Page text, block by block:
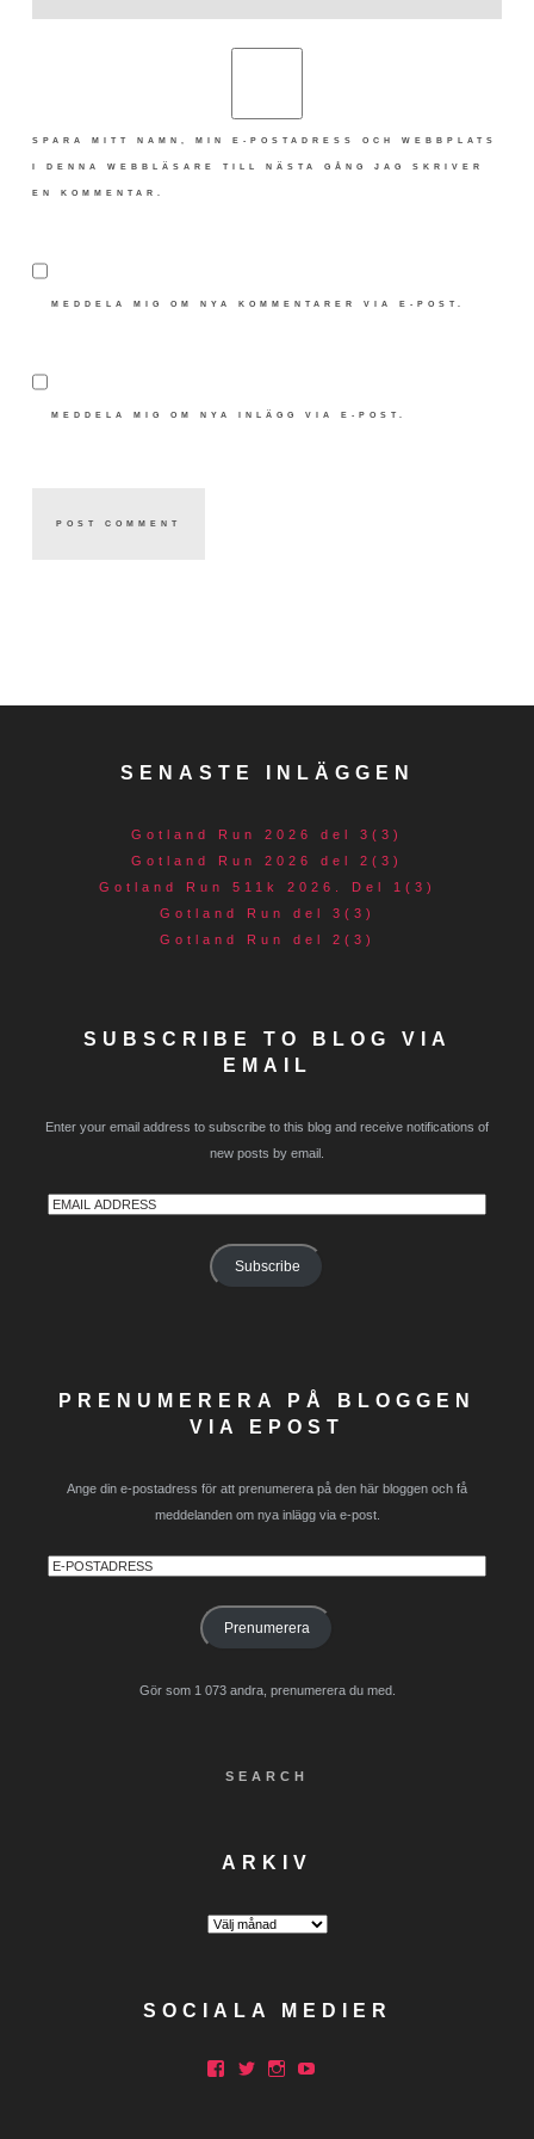
SPARA MITT NAMN, MIN E-POSTADRESS OCH WEBBPLATS
I DENNA WEBBLÄSARE TILL NÄSTA GÅNG JAG SKRIVER
EN KOMMENTAR.
MEDDELA MIG OM NYA KOMMENTARER VIA E-POST.
MEDDELA MIG OM NYA INLÄGG VIA E-POST.
SENASTE INLÄGGEN
Gotland Run 2026 del 3(3)
Gotland Run 2026 del 2(3)
Gotland Run 511k 2026. Del 1(3)
Gotland Run del 3(3)
Gotland Run del 2(3)
SUBSCRIBE TO BLOG VIA
EMAIL
Enter your email address to subscribe to this blog and receive notifications of
new posts by email.
Email
Subscribe
PRENUMERERA PÅ BLOGGEN
VIA EPOST
Ange din e-postadress för att prenumerera på den här bloggen och få
meddelanden om nya inlägg via e-post.
E-
Prenumerera
Gör som 1 073 andra, prenumerera du med.
SEARCH
ARKIV
Arkiv
SOCIALA MEDIER
Facebook
Twitter
Instagram